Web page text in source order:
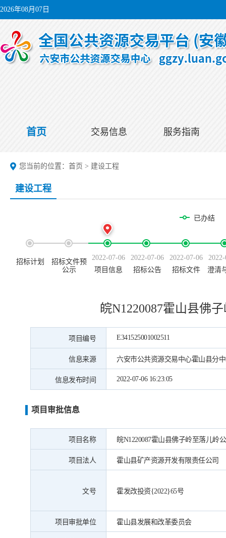
2026年08月07日
首页 交易信息 服务指南
您当前的位置： 首页 > 建设工程
建设工程
已办结
招标计划
招标文件预
公示
2022-07-06
项目信息
2022-07-06
招标公告
2022-07-06
招标文件
澄清
皖N1220087霍山县佛
项目编号 E341525001002511
信息来源 六安市公共资源交易中心霍山县分
信息发布时间 2022-07-06 16:23:05
项目审批信息
项目名称 皖N1220087霍山县佛子岭至落儿岭
项目法人 霍山县矿产资源开发有限责任公司
文号 霍发改投资{2022}65号
项目审批单位 霍山县发展和改革委员会